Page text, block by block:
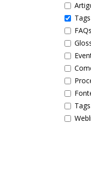
FAQs
Tags